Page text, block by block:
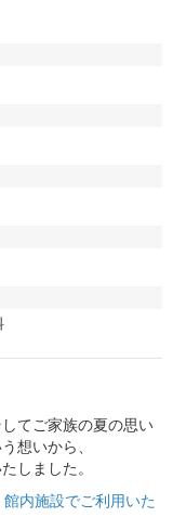
てご家族の夏の思い
想いから、
しました。
内施設でご利用いた